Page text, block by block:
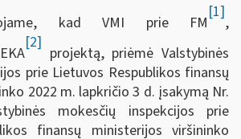
kad VMI prie FM
[1]
,
[2]
projektą, priėmė Valstybinės
prie Lietuvos Respublikos finansų
2022 m. lapkričio 3 d. įsakymą Nr.
mokesčių inspekcijos prie
finansų ministerijos viršininko